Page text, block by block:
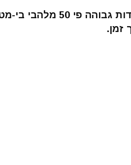
שיני הקרביד המתקדמות מספקות
זמן.